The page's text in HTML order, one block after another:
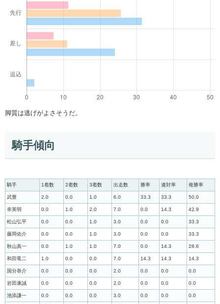
脚質は逃げがよさそうだ。
騎手傾向
騎手 1着数 2着数 3着数 出走数 勝率 連対率 複勝率
武豊 2.0 0.0 1.0 6.0 33.3 33.3 50.0
幸英明 0.0 1.0 2.0 7.0 0.0 14.3 42.9
松山弘平 0.0 0.0 1.0 3.0 0.0 0.0 33.3
藤岡佑介 0.0 0.0 1.0 3.0 0.0 0.0 33.3
秋山真一 0.0 1.0 1.0 7.0 0.0 14.3 28.6
和田竜二 1.0 0.0 0.0 7.0 14.3 14.3 14.3
国分恭介 0.0 0.0 0.0 2.0 0.0 0.0 0.0
岩田康誠 0.0 0.0 0.0 2.0 0.0 0.0 0.0
池添謙一 0.0 0.0 0.0 3.0 0.0 0.0 0.0